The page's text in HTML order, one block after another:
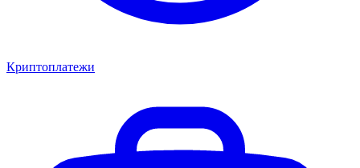
Криптоплатежи